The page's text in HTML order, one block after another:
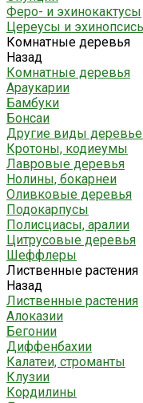
Феро- и эхинокактусы
Цереусы и
Комнатные деревья
Назад
Комнатные деревья
Араукарии
Бамбуки
Бонсаи
Другие виды
Кротоны, кодиеумы
Лавровые деревья
Нолины, бокарнеи
Оливковые деревья
Подокарпусы
Полисциасы, аралии
Цитрусовые деревья
Шеффлеры
Лиственные растения
Назад
Лиственные растения
Алоказии
Бегонии
Диффенбахии
Калатеи, строманты
Клузии
Кордилины